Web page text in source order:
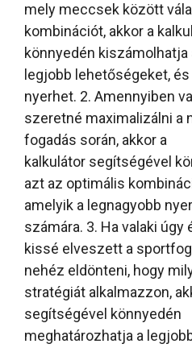
mely meccsek között
kombinációt, akkor a
könnyedén kiszámolhatja
legjobb lehetőségeket,
nyerhet. 2. Amennyiben
szeretné maximalizálni a
fogadás során, akkor a
kalkulátor segítségével
azt az optimális
amelyik a legnagyobb
számára. 3. Ha valaki úgy
kissé elveszett a
nehéz eldönteni, hogy
stratégiát alkalmazzon,
segítségével könnyedén
meghatározhatja a